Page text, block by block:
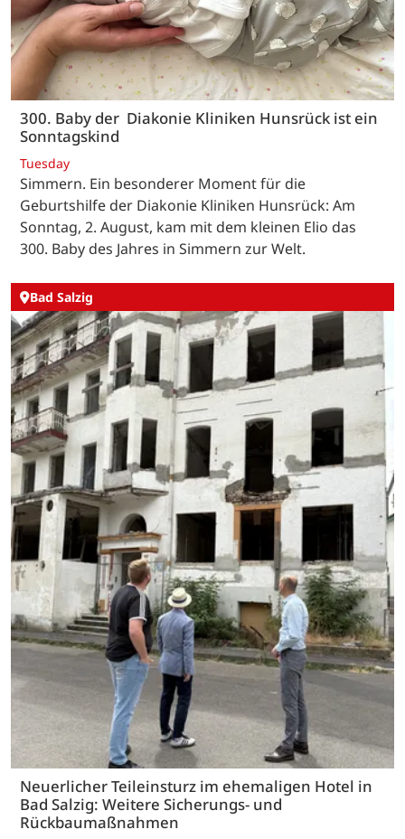
300. Baby der Diakonie Kliniken Hunsrück ist ein
Sonntagskind
Tuesday
Simmern. Ein besonderer Moment für die
Geburtshilfe der Diakonie Kliniken Hunsrück: Am
Sonntag, 2. August, kam mit dem kleinen Elio das
300. Baby des Jahres in Simmern zur Welt.
Bad Salzig
Neuerlicher Teileinsturz im ehemaligen Hotel in
Bad Salzig: Weitere Sicherungs- und
Rückbaumaßnahmen